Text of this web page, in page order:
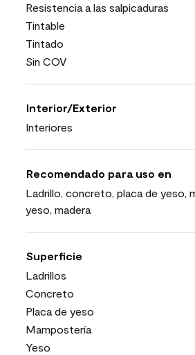
Resistencia a las salpicaduras
Tintable
Tintado
Sin COV
Interior/Exterior
Interiores
Recomendado para uso en
Ladrillo, concreto, placa de yeso,
yeso, madera
Superficie
Ladrillos
Concreto
Placa de yeso
Mampostería
Yeso